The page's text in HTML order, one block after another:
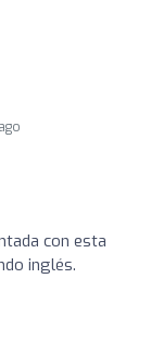
con esta
inglés.